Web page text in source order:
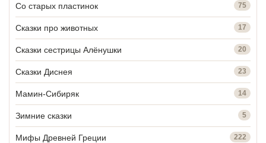
Со старых пластинок 75
Сказки про животных 17
Сказки сестрицы Алёнушки 20
Сказки Диснея 23
Мамин-Сибиряк 14
Зимние сказки 5
Мифы Древней Греции 222